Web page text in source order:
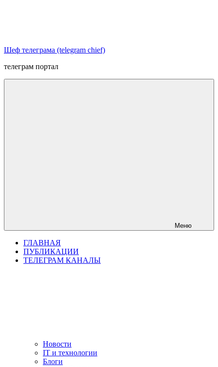
Шеф телеграма (telegram chief)
телеграм портал
Меню
ГЛАВНАЯ
ПУБЛИКАЦИИ
ТЕЛЕГРАМ КАНАЛЫ
Новости
IT и технологии
Блоги